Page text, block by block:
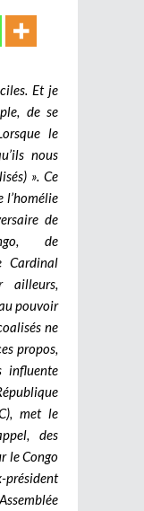
Et je
de se
le
nous
». Ce
l’homélie
de
de
Cardinal
ailleurs,
pouvoir
ne
propos,
influente
met le
des
le Congo